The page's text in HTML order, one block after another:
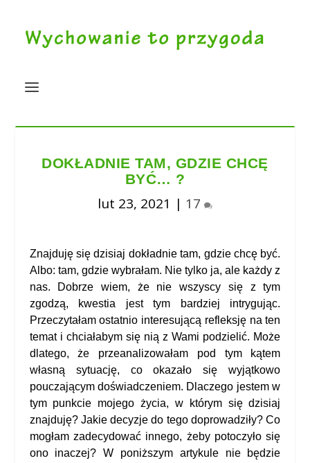
DOKŁADNIE TAM, GDZIE CHCĘ
BYĆ… ?
lut 23, 2021 | 17
Znajduję się dzisiaj dokładnie tam, gdzie chcę być.
Albo: tam, gdzie wybrałam. Nie tylko ja, ale każdy z
nas. Dobrze wiem, że nie wszyscy się z tym
zgodzą, kwestia jest tym bardziej intrygując.
Przeczytałam ostatnio interesującą refleksję na ten
temat i chciałabym się nią z Wami podzielić. Może
dlatego, że przeanalizowałam pod tym kątem
własną sytuację, co okazało się wyjątkowo
pouczającym doświadczeniem. Dlaczego jestem w
tym punkcie mojego życia, w którym się dzisiaj
znajduję? Jakie decyzje do tego doprowadziły? Co
mogłam zadecydować innego, żeby potoczyło się
ono inaczej? W poniższym artykule nie będzie